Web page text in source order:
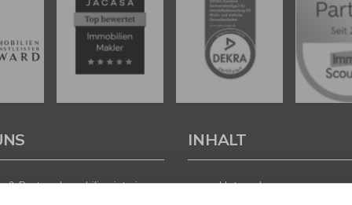
& Partner Immobilien ist ein
INHALT
Unternehmen